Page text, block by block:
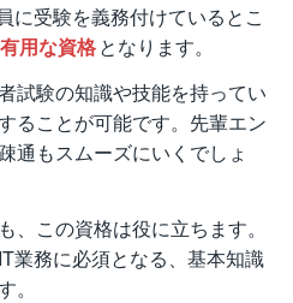
に受験を義務付けているとこ
用な資格となります。
試験の知識や技能を持ってい
ることが可能です。先輩エン
通もスムーズにいくでしょ
、この資格は役に立ちます。
業務に必須となる、基本知識